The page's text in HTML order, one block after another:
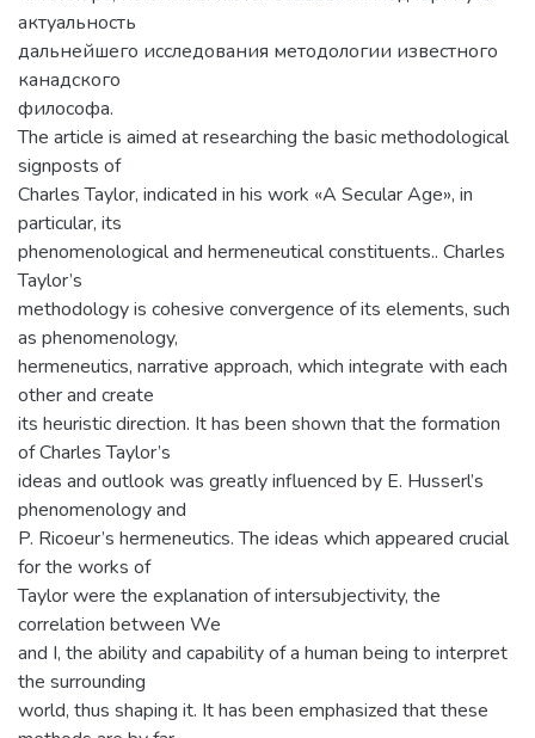
актуальность
дальнейшего исследования методологии известного
канадского
философа.
The article is aimed at researching the basic methodological
signposts of
Charles Taylor, indicated in his work «A Secular Age», in
particular, its
phenomenological and hermeneutical constituents.. Charles
Taylor’s
methodology is cohesive convergence of its elements, such
as phenomenology,
hermeneutics, narrative approach, which integrate with each
other and create
its heuristic direction. It has been shown that the formation
of Charles Taylor’s
ideas and outlook was greatly influenced by E. Husserl’s
phenomenology and
P. Ricoeur’s hermeneutics. The ideas which appeared crucial
for the works of
Taylor were the explanation of intersubjectivity, the
correlation between We
and I, the ability and capability of a human being to interpret
the surrounding
world, thus shaping it. It has been emphasized that these